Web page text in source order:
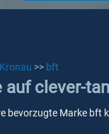
Kronau >> bft
auf clever-
bevorzugte Marke bft